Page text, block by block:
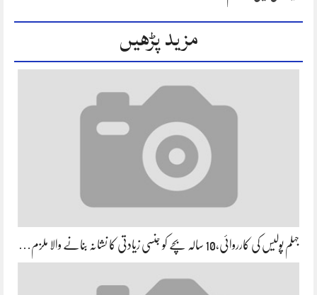
مزید پڑھیں
جہلم پولیس کی کارروائی،10 سالہ بچے کو جنسی زیادتی کا نشانہ بنانے والا ملزم…